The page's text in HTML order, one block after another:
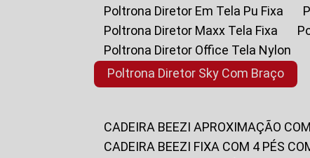
Poltrona Diretor Em Tela Pu Fixa
Poltrona Diretor Maxx Tela Fixa
Poltrona Diretor Office Tela Nylon
Poltrona Diretor Sky Com Braço
CADEIRA BEEZI APROXIMAÇÃO
CADEIRA BEEZI FIXA COM 4 PÉS